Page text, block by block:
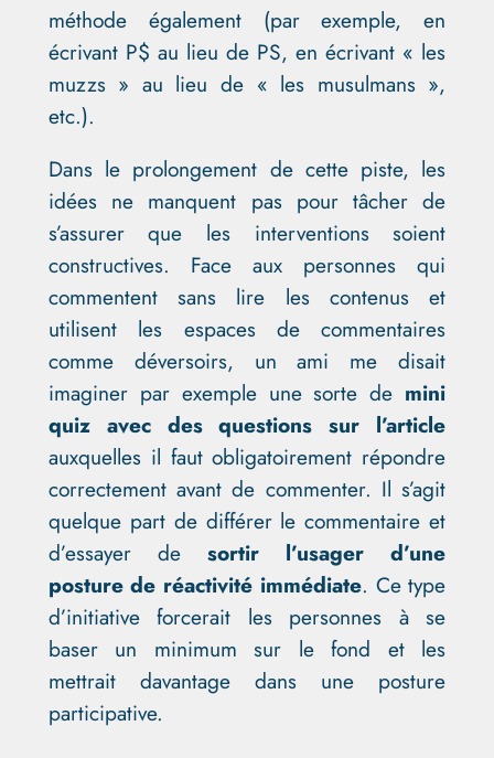
méthode également (par exemple, en
écrivant P$ au lieu de PS, en écrivant « les
muzzs » au lieu de « les musulmans »,
etc.).
Dans le prolongement de cette piste, les
idées ne manquent pas pour tâcher de
s’assurer que les interventions soient
constructives. Face aux personnes qui
commentent sans lire les contenus et
utilisent les espaces de commentaires
comme déversoirs, un ami me disait
imaginer par exemple une sorte de mini
quiz avec des questions sur l’article
auxquelles il faut obligatoirement répondre
correctement avant de commenter. Il s’agit
quelque part de différer le commentaire et
d’essayer desortir l’usager d’une
posture de réactivité immédiate. Ce type
d’initiative forcerait les personnes à se
baser un minimum sur le fond et les
mettrait davantage dans une posture
participative.